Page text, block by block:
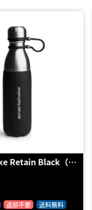
O2GO NEON
返却不要 送料無料